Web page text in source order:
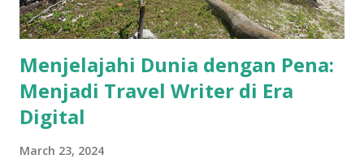
Menjelajahi Dunia dengan Pena:
Menjadi Travel Writer di Era
Digital
March 23, 2024